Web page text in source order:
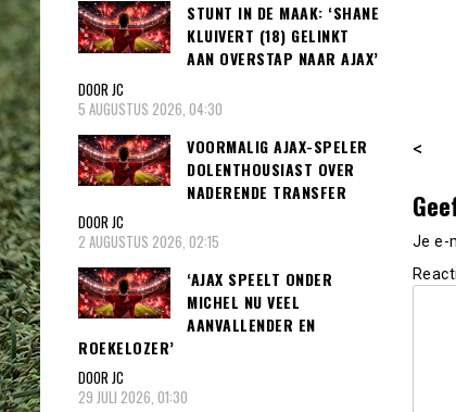
<
Je e-
STUNT IN DE MAAK: ‘SHANE
KLUIVERT (18) GELINKT
AAN OVERSTAP NAAR AJAX’
DOOR JC
5 AUGUSTUS 2026, 04:30
VOORMALIG AJAX-SPELER
DOLENTHOUSIAST OVER
NADERENDE TRANSFER
DOOR JC
2 AUGUSTUS 2026, 02:15
‘AJAX SPEELT ONDER
MICHEL NU VEEL
AANVALLENDER EN
ROEKELOZER’
DOOR JC
29 JULI 2026, 01:30